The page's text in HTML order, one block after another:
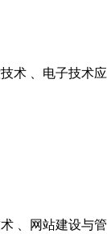
术 、电子技
、网站建设